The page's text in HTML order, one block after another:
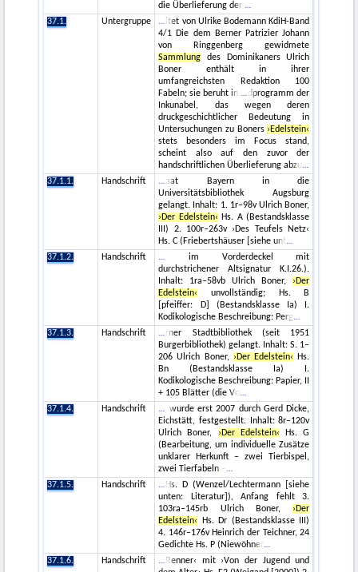
die Überlieferung der
37.1.
Untergruppe
itet von Ulrike Bodemann KdiH-Band
4/1 Die dem Berner Patrizier Johann
von Ringgenberg gewidmete
Sammlung des Dominikaners Ulrich
Boner enthält in ihrer
umfangreichsten Redaktion 100
Fabeln; sie beruht in
dprogramm der
Inkunabel, das wegen deren
druckgeschichtlicher Bedeutung in
Untersuchungen zu Boners ›Edelstein‹
stets besonders im Focus stand,
scheint also auf den zuvor der
handschriftlichen Überlieferung abzu
37.1.1.
Handschrift
aat Bayern in die
Universitätsbibliothek Augsburg
gelangt. Inhalt: 1. 1r–98v Ulrich Boner,
›Der Edelstein‹ Hs. A (Bestandsklasse
III) 2. 100r–263v ›Des Teufels Netz‹
Hs. C (Friebertshäuser [siehe unt
37.1.2.
Handschrift
im Vorderdeckel mit
durchstrichener Altsignatur K.I.26.).
Inhalt: 1ra–58vb Ulrich Boner, ›Der
Edelstein‹
unvollständig; Hs. B
[pfeiffer: D] (Bestandsklasse Ia) I.
Kodikologische Beschreibung: Perg
37.1.3.
Handschrift
rner Stadtbibliothek (seit 1951
Burgerbibliothek) gelangt. Inhalt: S. 1–
206 Ulrich Boner, ›Der Edelstein‹ Hs.
Bn (Bestandsklasse Ia) I.
Kodikologische Beschreibung: Papier, II
+ 105 Blätter (die Vo
37.1.4.
Handschrift
wurde erst 2007 durch Gerd Dicke,
Eichstätt, festgestellt. Inhalt: 8r–120v
Ulrich Boner,
›Der Edelstein‹ Hs. G
(Bearbeitung, um individuelle Zusätze
unklarer Herkunft – zwei Tierbispel,
zwei Tierfabeln –
37.1.5.
Handschrift
Hs. D (Wenzel/Lechtermann [siehe
unten: Literatur]), Anfang fehlt 3.
103ra–145rb Ulrich Boner, ›Der
Edelstein‹ Hs. Dr (Bestandsklasse III)
4. 146r–176v Heinrich der Teichner, 24
Gedichte Hs. P (Niewöhner
37.1.6.
Handschrift
Renner‹ mit ›Von der Jugend und